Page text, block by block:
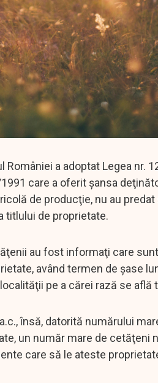
a adoptat Legea nr.
care a oferit şansa
de producţie, nu au
titlului de proprietate.
au fost informaţi care
având termen de şase
pe a cărei rază se află
însă, datorită numărului
un număr mare de cetăţeni
care să le ateste